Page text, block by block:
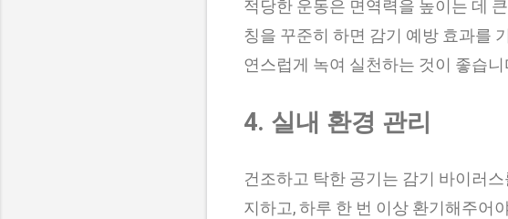
적당한 운동은 면역력을 높이는 데
칭을 꾸준히 하면 감기 예방 효과를
연스럽게 녹여 실천하는 것이 좋습니
4. 실내 환경 관리
건조하고 탁한 공기는 감기 바이러
지하고, 하루 한 번 이상 환기해주어